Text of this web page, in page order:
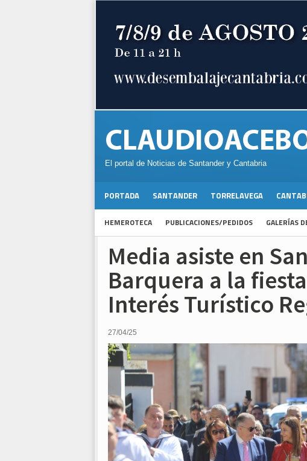
El portal de Noticias de Santander y Cantabria
PORTADA SANTANDER TORRELAVEGA
HEMEROTECA PUBLICACIONES/PEDIDOS GALERÍAS
Media asiste en
Barquera a la
Interés Turístico
27/04/25